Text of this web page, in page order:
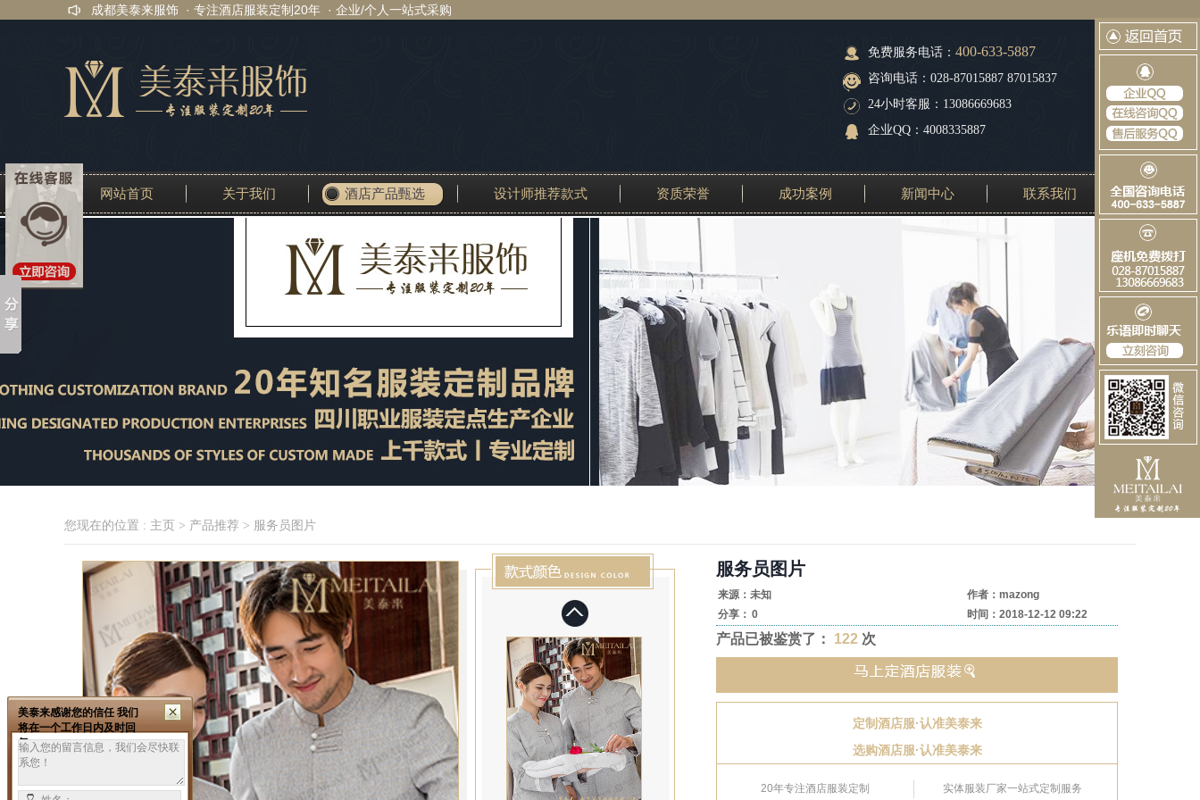
成都美泰来服饰 · 专注酒店服装定制20年 · 企业/个人一站式采购
免费服务电话： 400-633-5887
咨询电话：028-87015887 87015837
24小时客服：13086669683
企业QQ：4008335887
网站首页 关于我们 酒店产品甄选 设计师推荐款式 资质荣誉 成功案例 新闻中心 联系我们
您现在的位置 : 主页 > 产品推荐 > 服务员图片
服务员图片
来源：未知
作者：mazong
分享： 0 时间：2018-12-12 09:22
产品已被鉴赏了： 122 次
定制酒店服·认准美泰来
选购酒店服·认准美泰来
20年专注酒店服装定制 实体服装厂家一站式定制服务
美泰来感谢您的信任 我们
将在一个工作日内及时回
复。